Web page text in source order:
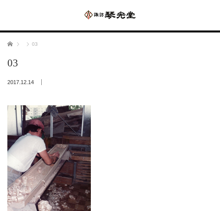
ホーム 03
03
2017.12.14